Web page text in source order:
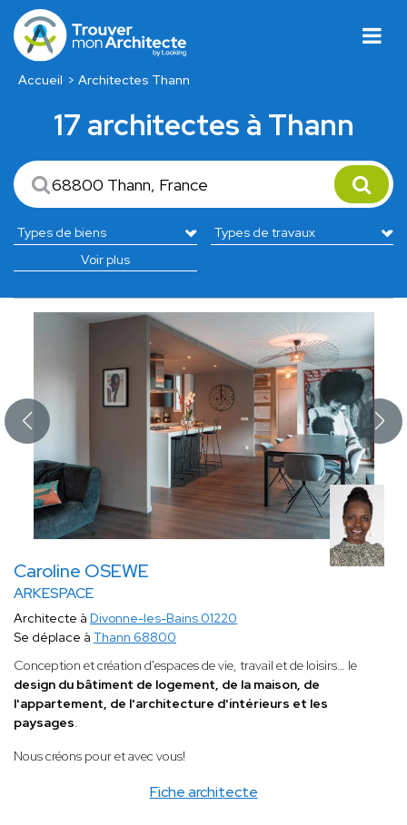
Accueil Architectes Thann
17 architectes à Thann
Voir plus
Caroline OSEWE
ARKESPACE
Fiche architecte
Architecte à Divonne-les-Bains 01220
Se déplace à Thann 68800
Conception et création d'espaces de vie, travail et de loisirs… le
design du bâtiment de logement, de la maison, de
l'appartement, de l'architecture d'intérieurs et les
paysages.
Nous créons pour et avec vous!